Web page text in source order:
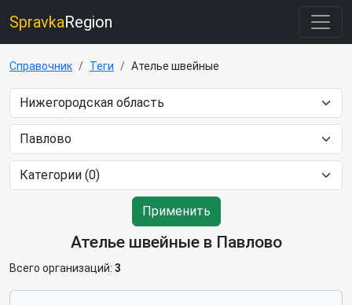
SpravkaRegion
Справочник Теги Ателье швейные
Применить
Ателье швейные в Павлово
Всего организаций: 3